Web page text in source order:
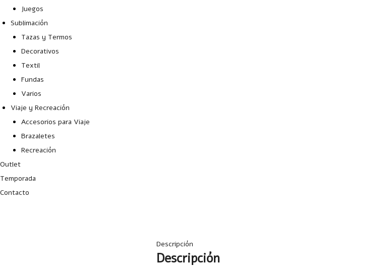
Juegos
Sublimación
Tazas y Termos
Decorativos
Textil
Fundas
Varios
Viaje y Recreación
Accesorios para Viaje
Brazaletes
Recreación
Outlet
Temporada
Contacto
Descripción
Descripción